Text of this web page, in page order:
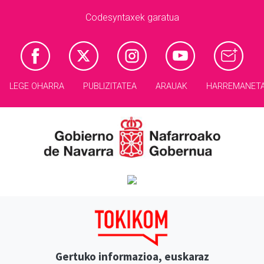
Codesyntaxek garatua
LEGE OHARRA PUBLIZITATEA ARAUAK
Gertuko informazioa, euskaraz